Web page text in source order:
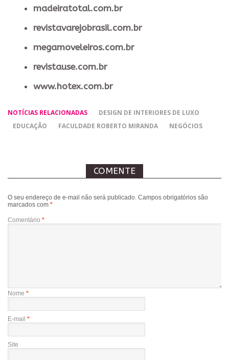
madeiratotal.com.br
revistavarejobrasil.com.br
megamoveleiros.com.br
revistause.com.br
www.hotex.com.br
NOTÍCIAS RELACIONADAS
DESIGN DE INTERIORES DE LUXO
EDUCAÇÃO
FACULDADE ROBERTO MIRANDA NEGÓCIOS
COMENTE
O seu endereço de e-mail não será publicado. Campos obrigatórios são
marcados com *
Comentário *
Nome *
E-mail *
Site